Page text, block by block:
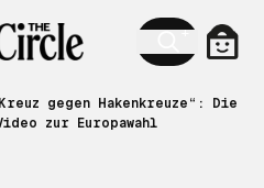
gegen Hakenkreuze“: Die
zur Europawahl